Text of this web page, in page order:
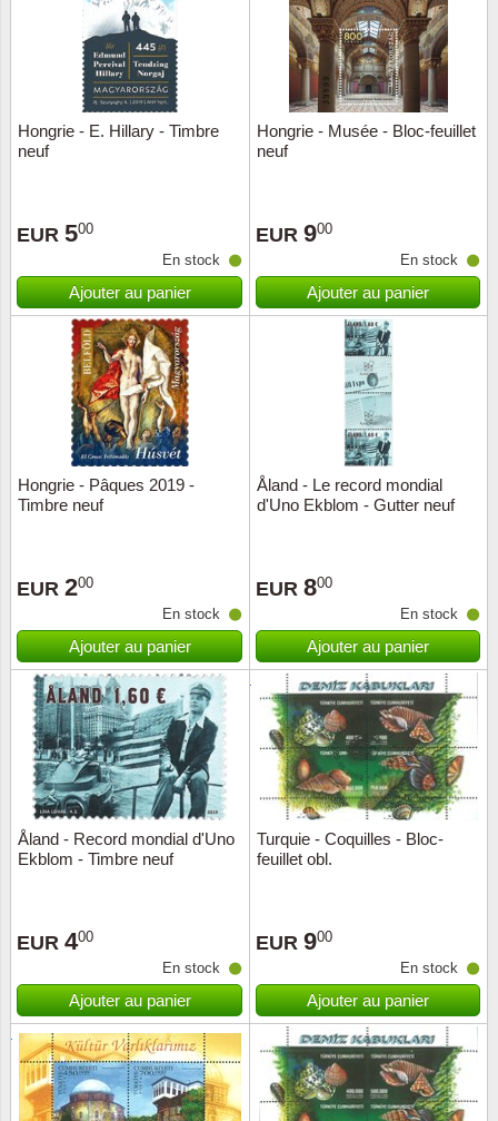
Hongrie - E. Hillary - Timbre
neuf
EUR 500
En stock
Ajouter au panier
Hongrie - Musée - Bloc-feuillet
neuf
EUR 900
En stock
Ajouter au panier
Hongrie - Pâques 2019 -
Timbre neuf
EUR 200
En stock
Ajouter au panier
Åland - Le record mondial
d'Uno Ekblom - Gutter neuf
EUR 800
En stock
Ajouter au panier
Åland - Record mondial d'Uno
Ekblom - Timbre neuf
EUR 400
En stock
Ajouter au panier
Turquie - Coquilles - Bloc-
feuillet obl.
EUR 900
En stock
Ajouter au panier